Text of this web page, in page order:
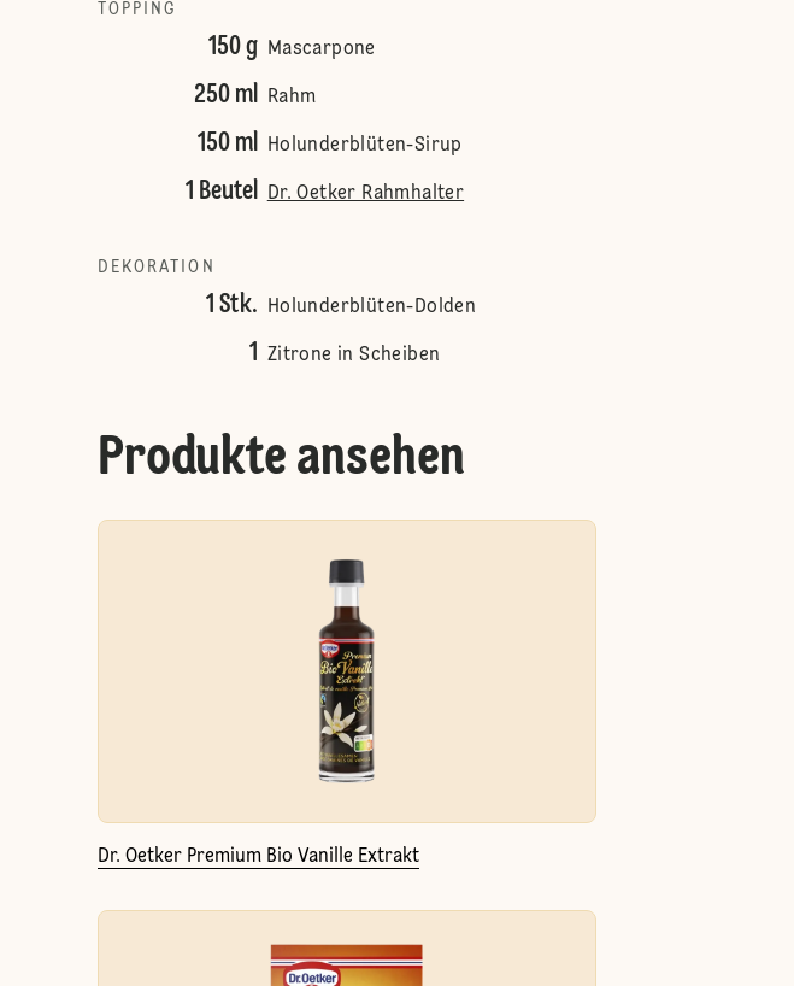
TOPPING
150 g Mascarpone
250 ml Rahm
150 ml Holunderblüten-Sirup
1 Beutel Dr. Oetker Rahmhalter
DEKORATION
1 Stk. Holunderblüten-Dolden
1 Zitrone in Scheiben
Produkte ansehen
Dr. Oetker Premium Bio Vanille Extrakt